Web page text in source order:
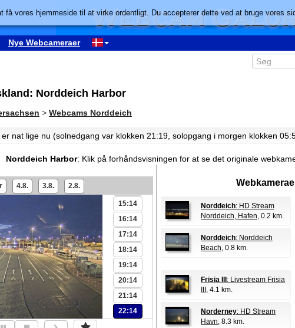
Nye Webcameraer
Norddeich Harbor
> Webcams Norddeich
nat lige nu (solnedgang var klokken 21:19, solopgang i morgen klokken
Norddeich Harbor: Klik på forhåndsvisningen for at se det originale
4.8. 3.8. 2.8.
03:14
04:14
05:14
08:14
09:14
12:14
15:14
16:14
17:14
18:14
19:14
20:14
21:14
22:14
Norddeich: HD Stream
Norddeich, Hafen, 0.2 km.
Norddeich: Norddeich
Beach, 0.8 km.
Frisia III : Livestream Frisia
, 4.1 km.
Norderney: HD Stream
Havn, 8.3 km.
få vores hjemmeside til at virke ordentligt. Du accepterer dette ved at bruge vores